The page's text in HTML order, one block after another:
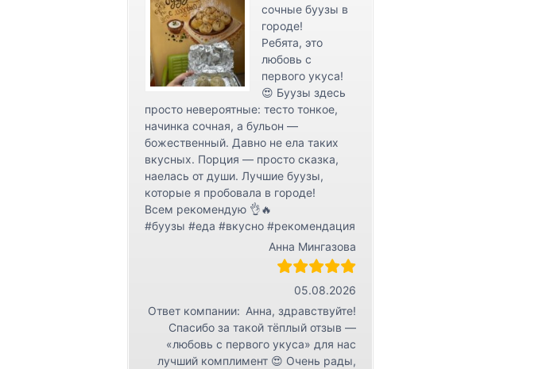
сочные буузы в
городе!
Ребята, это
любовь с
первого укуса!
😍 Буузы здесь
просто невероятные: тесто тонкое,
начинка сочная, а бульон —
божественный. Давно не ела таких
вкусных. Порция — просто сказка,
наелась от души. Лучшие буузы,
которые я пробовала в городе!
Всем рекомендую 👌🔥
#буузы #еда #вкусно #рекомендация
Анна Мингазова
05.08.2026
Ответ компании: Анна, здравствуйте!
Спасибо за такой тёплый отзыв —
«любовь с первого укуса» для нас
лучший комплимент 😍 Очень рады,